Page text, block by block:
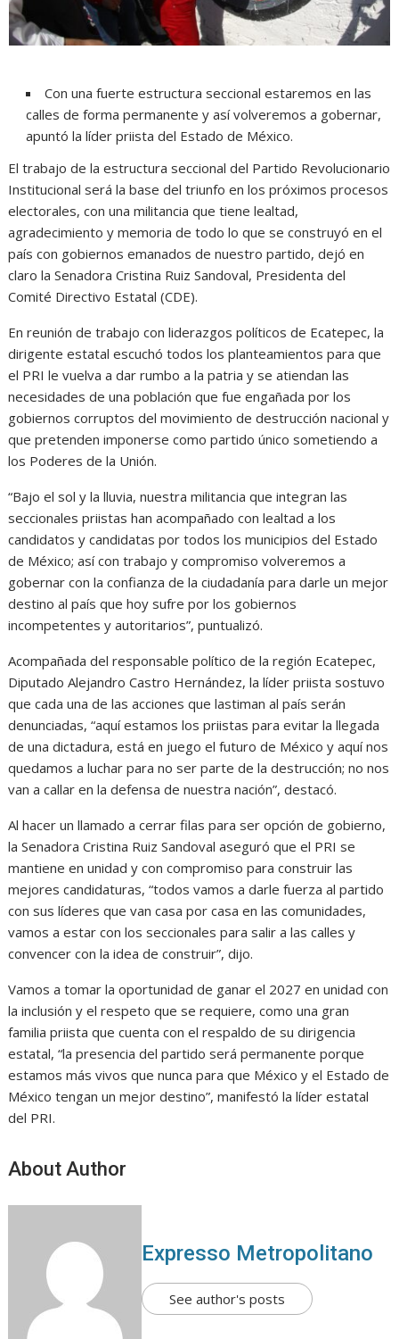
Con una fuerte estructura seccional estaremos en las
calles de forma permanente y así volveremos a gobernar,
apuntó la líder priista del Estado de México.
El trabajo de la estructura seccional del Partido Revolucionario
Institucional será la base del triunfo en los próximos procesos
electorales, con una militancia que tiene lealtad,
agradecimiento y memoria de todo lo que se construyó en el
país con gobiernos emanados de nuestro partido, dejó en
claro la Senadora Cristina Ruiz Sandoval, Presidenta del
Comité Directivo Estatal (CDE).
En reunión de trabajo con liderazgos políticos de Ecatepec, la
dirigente estatal escuchó todos los planteamientos para que
el PRI le vuelva a dar rumbo a la patria y se atiendan las
necesidades de una población que fue engañada por los
gobiernos corruptos del movimiento de destrucción nacional y
que pretenden imponerse como partido único sometiendo a
los Poderes de la Unión.
“Bajo el sol y la lluvia, nuestra militancia que integran las
seccionales priistas han acompañado con lealtad a los
candidatos y candidatas por todos los municipios del Estado
de México; así con trabajo y compromiso volveremos a
gobernar con la confianza de la ciudadanía para darle un mejor
destino al país que hoy sufre por los gobiernos
incompetentes y autoritarios”, puntualizó.
Acompañada del responsable político de la región Ecatepec,
Diputado Alejandro Castro Hernández, la líder priista sostuvo
que cada una de las acciones que lastiman al país serán
denunciadas, “aquí estamos los priistas para evitar la llegada
de una dictadura, está en juego el futuro de México y aquí nos
quedamos a luchar para no ser parte de la destrucción; no nos
van a callar en la defensa de nuestra nación”, destacó.
Al hacer un llamado a cerrar filas para ser opción de gobierno,
la Senadora Cristina Ruiz Sandoval aseguró que el PRI se
mantiene en unidad y con compromiso para construir las
mejores candidaturas, “todos vamos a darle fuerza al partido
con sus líderes que van casa por casa en las comunidades,
vamos a estar con los seccionales para salir a las calles y
convencer con la idea de construir”, dijo.
Vamos a tomar la oportunidad de ganar el 2027 en unidad con
la inclusión y el respeto que se requiere, como una gran
familia priista que cuenta con el respaldo de su dirigencia
estatal, “la presencia del partido será permanente porque
estamos más vivos que nunca para que México y el Estado de
México tengan un mejor destino”, manifestó la líder estatal
del PRI.
About Author
Expresso Metropolitano
See author's posts